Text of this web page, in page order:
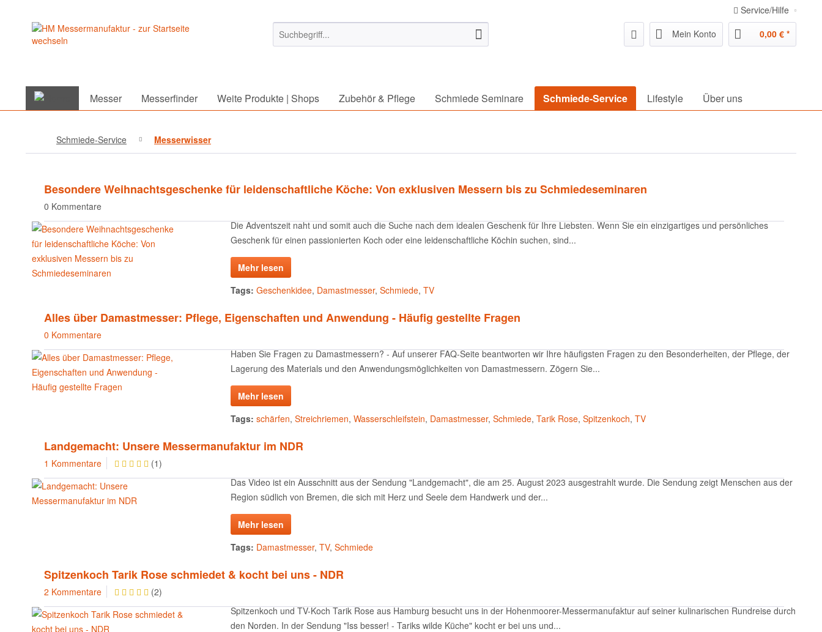
Service/Hilfe
Mein Konto
0,00 € *
Messer Messerfinder Weite Produkte | Shops Zubehör & Pflege Schmiede Seminare Schmiede-Service Lifestyle Über uns
Schmiede-Service Messerwisser
Besondere Weihnachtsgeschenke für leidenschaftliche Köche: Von exklusiven Messern bis zu Schmiedeseminaren
0 Kommentare
Die Adventszeit naht und somit auch die Suche nach dem idealen Geschenk für Ihre Liebsten. Wenn Sie ein einzigartiges und persönliches
Geschenk für einen passionierten Koch oder eine leidenschaftliche Köchin suchen, sind...
Mehr lesen
Tags: Geschenkidee, Damastmesser, Schmiede, TV
Alles über Damastmesser: Pflege, Eigenschaften und Anwendung - Häufig gestellte Fragen
0 Kommentare
Haben Sie Fragen zu Damastmessern? - Auf unserer FAQ-Seite beantworten wir Ihre häufigsten Fragen zu den Besonderheiten, der Pflege, der
Lagerung des Materials und den Anwendungsmöglichkeiten von Damastmessern. Zögern Sie...
Mehr lesen
Tags: schärfen, Streichriemen, Wasserschleifstein, Damastmesser, Schmiede, Tarik Rose, Spitzenkoch, TV
Landgemacht: Unsere Messermanufaktur im NDR
1 Kommentare (1)
Das Video ist ein Ausschnitt aus der Sendung "Landgemacht", die am 25. August 2023 ausgestrahlt wurde. Die Sendung zeigt Menschen aus der
Region südlich von Bremen, die sich mit Herz und Seele dem Handwerk und der...
Mehr lesen
Tags: Damastmesser, TV, Schmiede
Spitzenkoch Tarik Rose schmiedet & kocht bei uns - NDR
2 Kommentare (2)
Spitzenkoch und TV-Koch Tarik Rose aus Hamburg besucht uns in der Hohenmoorer-Messermanufaktur auf seiner kulinarischen Rundreise durch
den Norden. In der Sendung "Iss besser! - Tariks wilde Küche" kocht er bei uns und...